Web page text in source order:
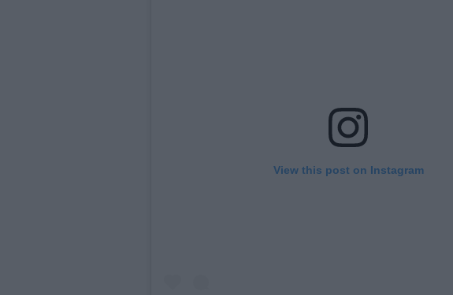
View this post on Instagram